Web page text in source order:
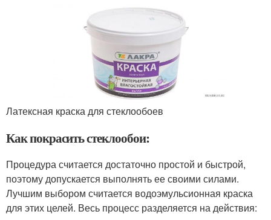
Латексная краска для стеклообоев
Как покрасить стеклообои:
Процедура считается достаточно простой и быстрой,
поэтому допускается выполнять ее своими силами.
Лучшим выбором считается водоэмульсионная краска
для этих целей. Весь процесс разделяется на действия: